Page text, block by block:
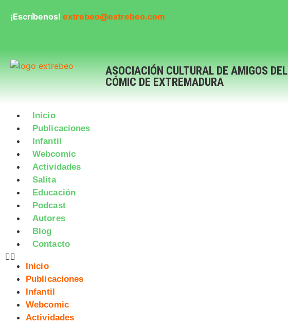
¡Escríbenos! extrebeo@extrebeo.com
ASOCIACIÓN CULTURAL DE AMIGOS DEL
CÓMIC DE EXTREMADURA
Inicio
Publicaciones
Infantil
Webcomic
Actividades
Salita
Educación
Podcast
Autores
Blog
Contacto
Inicio
Publicaciones
Infantil
Webcomic
Actividades